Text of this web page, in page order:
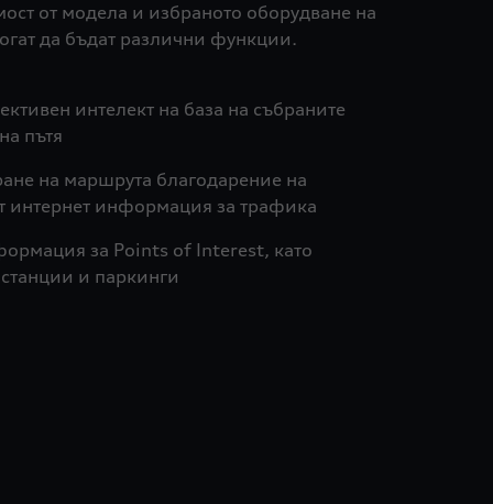
от модела и избраното оборудване на
да бъдат различни функции.
интелект на база на събраните
пътя
на маршрута благодарение на
интернет информация за трафика
за Points of Interest, като
и паркинги